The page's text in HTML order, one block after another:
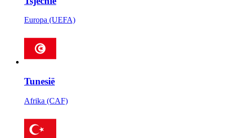
Europa (UEFA)
Tunesië
Afrika (CAF)